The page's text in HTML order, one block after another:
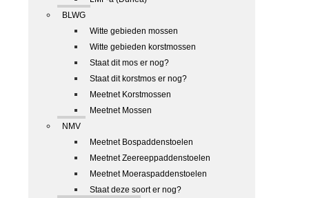
BLWG
Witte gebieden mossen
Witte gebieden korstmossen
Staat dit mos er nog?
Staat dit korstmos er nog?
Meetnet Korstmossen
Meetnet Mossen
NMV
Meetnet Bospaddenstoelen
Meetnet Zeereeppaddenstoelen
Meetnet Moeraspaddenstoelen
Staat deze soort er nog?